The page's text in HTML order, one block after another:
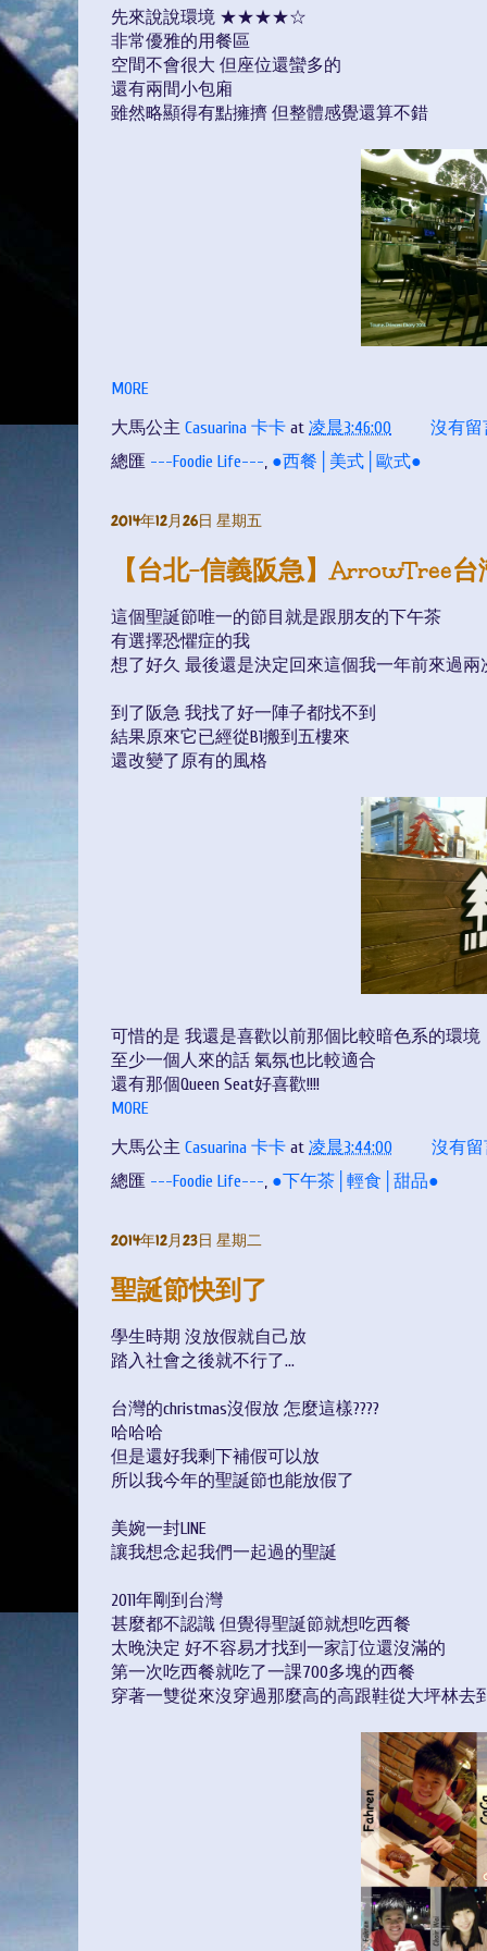
先來說說環境 ★★★★☆
非常優雅的用餐區
空間不會很大 但座位還蠻多的
還有兩間小包廂
雖然略顯得有點擁擠 但整體感覺還算不錯
MORE
大馬公主 Casuarina 卡卡 at 凌晨3:46:00
沒有
總匯 ---Foodie Life---, ●西餐│美式│歐式●
2014年12月26日 星期五
【台北-信義阪急】ArrowTree
這個聖誕節唯一的節目就是跟朋友的下午茶
有選擇恐懼症的我
想了好久 最後還是決定回來這個我一年前來過兩
到了阪急 我找了好一陣子都找不到
結果原來它已經從B1搬到五樓來
還改變了原有的風格
可惜的是 我還是喜歡以前那個比較暗色系的環境
至少一個人來的話 氣氛也比較適合
還有那個Queen Seat好喜歡!!!!
MORE
大馬公主 Casuarina 卡卡 at 凌晨3:44:00
沒有
總匯 ---Foodie Life---, ●下午茶│輕食│甜品●
2014年12月23日 星期二
聖誕節快到了
學生時期 沒放假就自己放
踏入社會之後就不行了...
台灣的christmas沒假放 怎麼這樣????
哈哈哈
但是還好我剩下補假可以放
所以我今年的聖誕節也能放假了
美婉一封LINE
讓我想念起我們一起過的聖誕
2011年剛到台灣
甚麼都不認識 但覺得聖誕節就想吃西餐
太晚決定 好不容易才找到一家訂位還沒滿的
第一次吃西餐就吃了一課700多塊的西餐
穿著一雙從來沒穿過那麼高的高跟鞋從大坪林去